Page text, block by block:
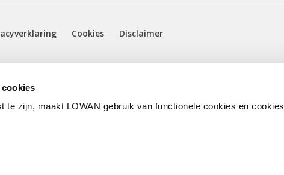
te zijn, maakt LOWAN gebruik van functionele cookies en cookies
Cookies Disclaimer